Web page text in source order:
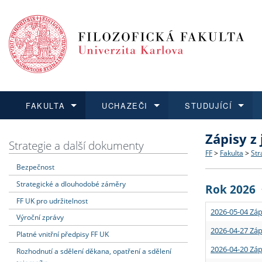
FAKULTA
Dozvědět se více
Struktura
Strategie
Podpora
UCHAZEČI
Podat přihlášku
Co
Učitelské
STUDUJÍCÍ
Dozvědět se více
Rigorózní
Dozvědět se více
O vědě a
Granty a
Dozvědět se více
Aktuální
Strategie a další dokumenty
Bezpečnost
Strategické a dlouhodobé záměry
FF UK pro udržitelnost
Výroční zprávy
Platné vnitřní předpisy FF UK
Rozhodnutí a sdělení děkana, opatření a sdělení
Zápisy
FF > Fakulta >
Rok 2026
2026-05-04
2026-04-27
2026-04-20